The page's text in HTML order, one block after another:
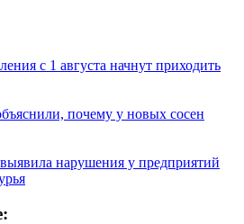
с 1 августа начнут приходить
почему у новых сосен
нарушения у предприятий